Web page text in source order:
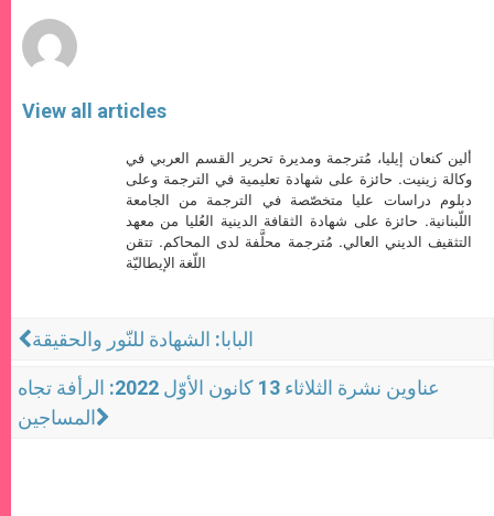
View all articles
ألين كنعان إيليا، مُترجمة ومديرة تحرير القسم العربي في
وكالة زينيت. حائزة على شهادة تعليمية في الترجمة وعلى
دبلوم دراسات عليا متخصّصة في الترجمة من الجامعة
اللّبنانية. حائزة على شهادة الثقافة الدينية العُليا من معهد
التثقيف الديني العالي. مُترجمة محلَّفة لدى المحاكم. تتقن
اللّغة الإيطاليّة
البابا: الشهادة للنّور والحقيقة
عناوين نشرة الثلاثاء 13 كانون الأوّل 2022: الرأفة تجاه
المساجين